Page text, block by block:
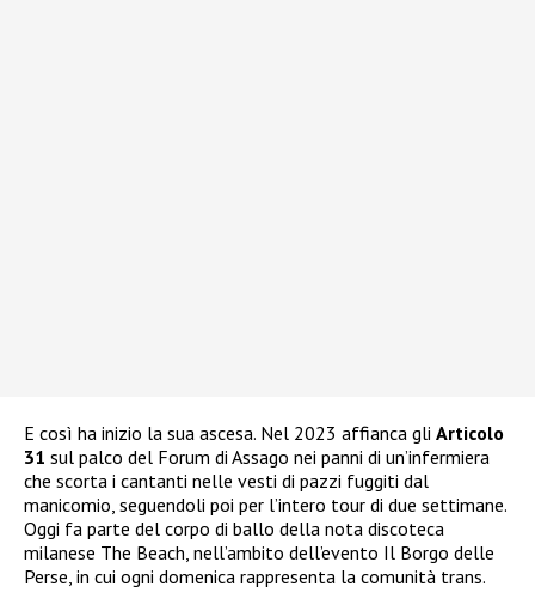
E così ha inizio la sua ascesa. Nel 2023 affianca gli Articolo
31 sul palco del Forum di Assago nei panni di un’infermiera
che scorta i cantanti nelle vesti di pazzi fuggiti dal
manicomio, seguendoli poi per l’intero tour di due settimane.
Oggi fa parte del corpo di ballo della nota discoteca
milanese The Beach, nell’ambito dell’evento Il Borgo delle
Perse, in cui ogni domenica rappresenta la comunità trans.